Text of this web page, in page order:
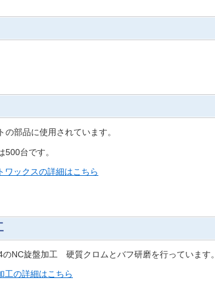
の部品に使用されています。
500台です。
ワックスの詳細はこちら
のNC旋盤加工 硬質クロムとバフ研磨を行っています。
工の詳細はこちら